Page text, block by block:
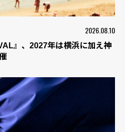
2026.08.10
』、2027年は横浜に加え神